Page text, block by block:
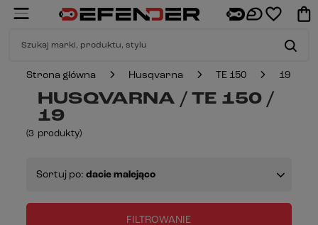
Strona główna Husqvarna TE 150 19
HUSQVARNA / TE 150 /
19
(3 produkty)
Sortuj po: dacie malejąco
FILTROWANIE